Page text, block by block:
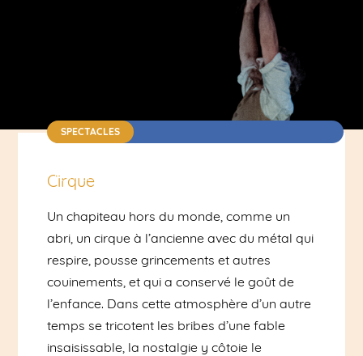
SPECTACLES
| Durée : 1h25 | 15€
Cirque
Un chapiteau hors du monde, comme un
abri, un cirque à l’ancienne avec du métal qui
respire, pousse grincements et autres
couinements, et qui a conservé le goût de
l’enfance. Dans cette atmosphère d’un autre
temps se tricotent les bribes d’une fable
insaisissable, la nostalgie y côtoie le